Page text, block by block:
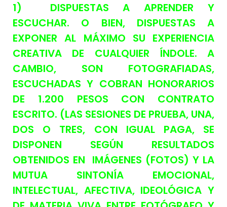
1) DISPUESTAS A APRENDER Y
ESCUCHAR. O BIEN, DISPUESTAS A
EXPONER AL MÁXIMO SU EXPERIENCIA
CREATIVA DE CUALQUIER ÍNDOLE. A
CAMBIO, SON FOTOGRAFIADAS,
ESCUCHADAS Y COBRAN HONORARIOS
DE 1.200 PESOS CON CONTRATO
ESCRITO. (LAS SESIONES DE PRUEBA, UNA,
DOS O TRES, CON IGUAL PAGA, SE
DISPONEN SEGÚN RESULTADOS
OBTENIDOS EN IMÁGENES (FOTOS) Y LA
MUTUA SINTONÍA EMOCIONAL,
INTELECTUAL, AFECTIVA, IDEOLÓGICA Y